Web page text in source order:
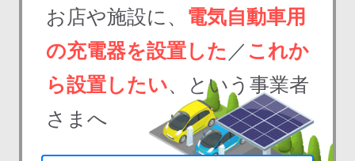
お店や施設に、 電気自動車用
の充電器を設置した ／ これか
ら設置したい、という事業者
さまへ